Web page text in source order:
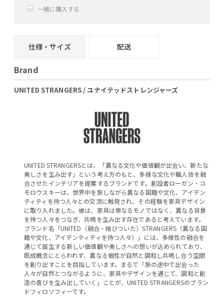
一緒に購入する
仕様・サイズ 配送
Brand
UNITED STRANGERS / ユナイテッドストレンジャーズ
UNITED STRANGERSとは、「異なる文化や価値観が出会い、新たな
美しさを生み出す」という考え方のもと、多様な文化や職人技を融
合させたインテリアを提案するブランドです。創設者ローガン・コ
モロウスキーは、世界中を旅しながら異なる国籍や文化、アイデン
ティティを持つ人々との交流に触発され、その経験を家具デザイン
に取り入れました。彼は、家具は単なるモノではなく、異なる背景
を持つ人々をつなぎ、共鳴を生み出す存在であると考えています。
ブランド名「UNITED（融合・結びついた）STRANGERS（異なる国
籍や文化、アイデンティティを持つ人々）」には、多様性の融合を
通じて誕生する新しい価値観や美しさへの想いが込められており、
既成概念にとらわれず、異なる個性が自然と調和し共鳴し合う空間
を創り出すことを目指しています。まるで「旅の途中で出会った
人々が自然とつながるように、家具やデザインを通じて、調和と創
造の喜びを生み出していく」ことが、UNITED STRANGERSのブラン
ドフィロソフィーです。